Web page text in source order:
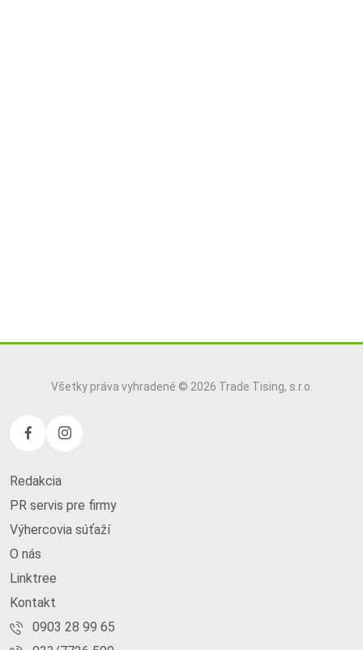
Všetky práva vyhradené © 2026 Trade Tising, s.r.o.
Redakcia
PR servis pre firmy
Výhercovia súťaží
O nás
Linktree
Kontakt
0903 28 99 65